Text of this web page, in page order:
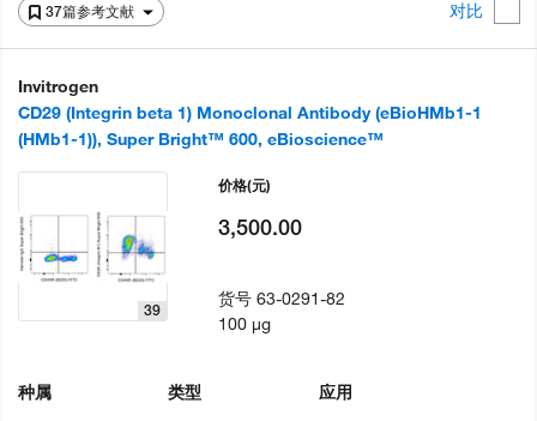
37篇参考文献 对比
Invitrogen
CD29 (Integrin beta 1) Monoclonal Antibody (eBioHMb1-1
(HMb1-1)), Super Bright™ 600, eBioscience™
39
种属
类型
应用
价格(元)
3,500.00
货号63-0291-82
100 µg